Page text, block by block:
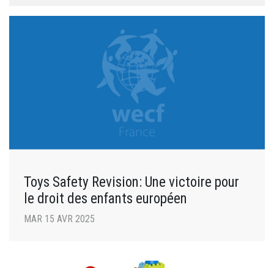
Toys Safety Revision: Une victoire pour
le droit des enfants européen
MAR 15 AVR 2025